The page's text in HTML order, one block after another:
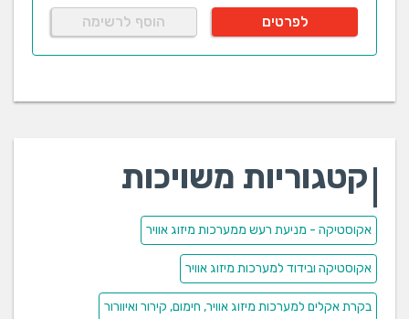
לפרטים הוסף לרשימה
קטגוריות משויכות
אקוסטיקה - מניעת רעש ממערכות מיזוג אוויר
אקוסטיקה ובידוד למערכות מיזוג אוויר
בקרת אקלים למערכות מיזוג אוויר, חימום, קירור ואיוורור